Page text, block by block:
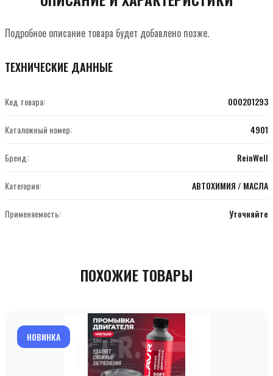
Подробное описание товара будет добавлено позже.
ТЕХНИЧЕСКИЕ ДАННЫЕ
Код товара: 000201293
Каталожный номер: 4901
Бренд: ReinWell
Категория: АВТОХИМИЯ / МАСЛА
Применяемость: Уточняйте
ПОХОЖИЕ ТОВАРЫ
НОВИНКА